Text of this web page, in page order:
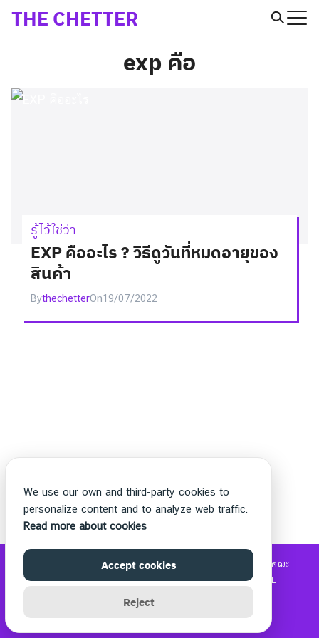
SkipTHE CHETTER
exp คือ
รู้ไว้ใช่ว่า
EXP คืออะไร ? วิธีดูวันที่หมดอายุของ
สินค้า
BythechetterOn19/07/2022
©2026 WWW.THECHETTER.COM. ALL RIGHTS RESERVED. คณะ
วิทยาศาสตร์และเทคโนโลยี|รับซื้อแบรนด์เนม|MOVIE2FREE
We use our own and third-party cookies to
personalize content and to analyze web traffic.
Read more about cookies
Accept cookies
Reject